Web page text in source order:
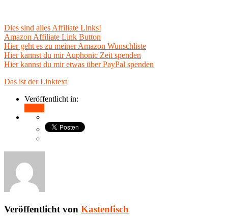
Dies sind alles Affiliate Links!
Amazon Affiliate Link Button
Hier geht es zu meiner Amazon Wunschliste
Hier kannst du mir Auphonic Zeit spenden
Hier kannst du mir etwas über PayPal spenden
Das ist der Linktext
Veröffentlicht in:
Veröffentlicht von Kastenfisch